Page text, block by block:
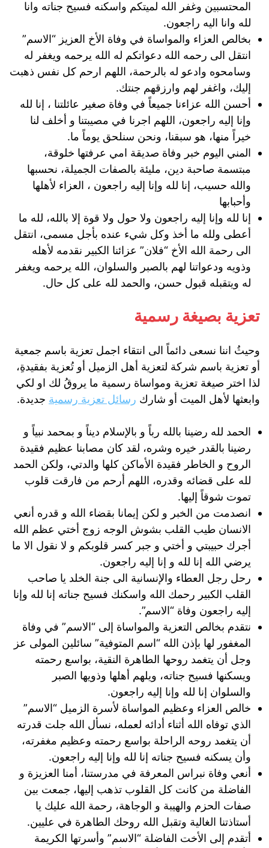
المحتسبين وغفر الله لميتكم واسكنه فسيح جناته وانا
لله وانا اليه راجعون.
بخالص العزاء والمواساة في وفاة الأخ العزيز “الاسم”
انتقل الى رحمه الله دعواتكم له الله يرحمه ويغفر له
وسامحوه وادعو له بالرحمة، اللهم ارحم كل نفس ذهبت
إليك، واغفر لهم وارزقهم جنتك.
أحسن الله عزاءنا جميعاً في وفاة صغير عائلتنا ، إنا لله
وإنا إليه راجعون، اللهم اجرنا في مصيبتنا و أخلف لنا
خيراً منها، هو سبقنا، ونحن سنلحق يوماً ما.
المني اليوم خبر وفاة صديقة امي عرفتها خلوقة،
مبتسمة صاحبة دين، مليئة بالصفات الجميلة، نحسبها
والله حسيب، إنا لله وإنا إليه راجعون ، العزاء لأهلها
وأحبابها
إنا لله وإنا إليه راجعون ولا حول ولا قوة إلا بالله، لله ما
أعطى ولله ما أخذ وكل شيء عنده بأجل مسمى، انتقل
الى رحمة الله الأخ “فلان” عزائنا الكبير نقدمه لأهله
وذويه ودعواتنا لهم بالصبر والسلوان، الله يرحمه ويغفر
له ويتقبله قبول حسن، والحمد لله على كل حال.
تعزية بصيغة رسمية
وحيثُ اننا نسعى دائماً الى انتقاء اجمل تعزية باسم جمعية
أو تعزية باسم شركة لتعزية أهل الزميل أو تُعزية بفقيدةِ،
لذا اختر صيغة تعزية ومواساة رسمية ما يروقُ لك او لكي
وابعثها لأهل الميت أو شارك رسائل تعزية رسمية جديدة.
الحمد لله رضينا بالله رباً و بالإسلام ديناً و بمحمد نبياً و
رضينا بالقدر خيره وشره، لقد كان مصابنا عظيم فقيدة
الروح و الخاطر فقيدة الأماكن كلها والدتي، ولكن الحمد
لله على قضائه وقدره، اللهم أرحم من فارقت قلوب
تموت شوقاً إليها.
انصدمت من الخبر و لكن إيمانا بقضاء الله و قدره أنعي
الانسان طيب القلب بشوش الوجه زوج أختي عظم الله
أجرك حبيبتي و أختي و جبر كسر قلوبكم و لا نقول الا ما
يرضي الله إنا لله و إنا إليه راجعون.
رحل رجل العطاء والإنسانية الى جنة الخلد يا صاحب
القلب الكبير رحمك الله واسكنك فسيح جناته إنا لله وإنا
إليه راجعون وفاة “الاسم”.
نتقدم بخالص التعزية والمواساة إلى “الاسم” في وفاة
المغفور لها بإذن الله “اسم المتوفية” سائلين المولى عز
وجل أن يتغمد روحها الطاهرة النقية، بواسع رحمته
ويسكنها فسيح جناته، ويلهم أهلها وذويها الصبر
والسلوان إنا لله وإنا إليه راجعون.
خالص العزاء وعظيم المواساة لأسرة الزميل “الاسم”
الذي توفاه الله أثناء أدائه لعمله، نسأل الله جلت قدرته
أن يتغمد روحه الراحلة بواسع رحمته وعظيم مغفرته،
وأن يسكنه فسيح جناته إنا لله وإنا إليه راجعون.
أنعي وفاة نبراس المعرفة في مدرستنا، أمنا العزيزة و
الفاضلة من كانت كل القلوب تذهب إليها، جمعت بين
صفات الحزم والهيبة و الوجاهة، رحمة الله عليك يا
أستاذتنا الغالية وتقبل الله روحك الطاهرة في عليين.
أتقدم إلى الأخت الفاضلة “الاسم” وأسرتها الكريمة